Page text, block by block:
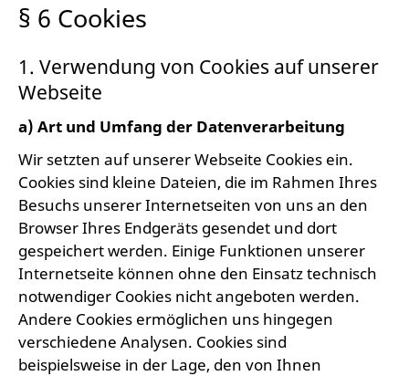
§ 6 Cookies
1. Verwendung von Cookies auf unserer
Webseite
a) Art und Umfang der Datenverarbeitung
Wir setzten auf unserer Webseite Cookies ein.
Cookies sind kleine Dateien, die im Rahmen Ihres
Besuchs unserer Internetseiten von uns an den
Browser Ihres Endgeräts gesendet und dort
gespeichert werden. Einige Funktionen unserer
Internetseite können ohne den Einsatz technisch
notwendiger Cookies nicht angeboten werden.
Andere Cookies ermöglichen uns hingegen
verschiedene Analysen. Cookies sind
beispielsweise in der Lage, den von Ihnen